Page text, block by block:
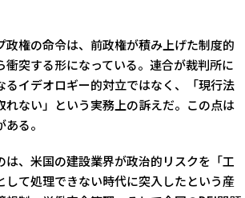
政権の命令は、前政権が積み上げた制度的
衝突する形になっている。連合が裁判所に
るイデオロギー的対立ではなく、「現行法
れない」という実務上の訴えだ。この点は
る。
は、米国の建設業界が政治的リスクを「工
して処理できない時代に突入したという産